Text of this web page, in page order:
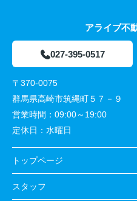
アライブ不
027-395-0517
〒370-0075
群馬県高崎市筑縄町５７－９
営業時間： 09:00～19:00
定休日： 水曜日
トップページ
スタッフ